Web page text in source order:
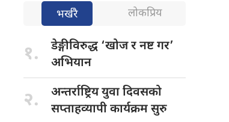
भर्खरै लोकप्रिय
१. डेङ्गीविरुद्ध ‘खोजर नष्ट गर’
अभियान
२. अन्तर्राष्ट्रिय युवादिवसको
सप्ताहव्यापी कार्यक्रम सुरु